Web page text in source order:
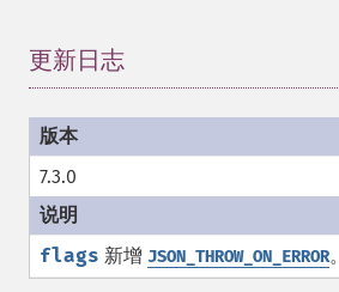
更新日志
7.3.0
flags 新增 JSON_THROW_ON_ERROR。